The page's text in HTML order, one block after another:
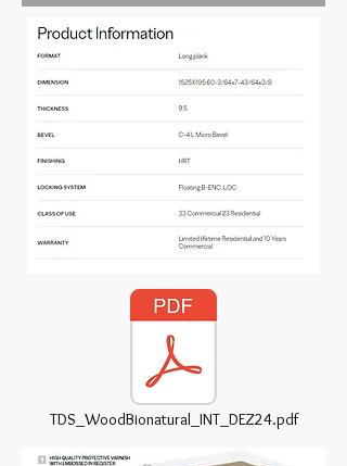
TDS_WoodBionatural_INT_DEZ24.pdf